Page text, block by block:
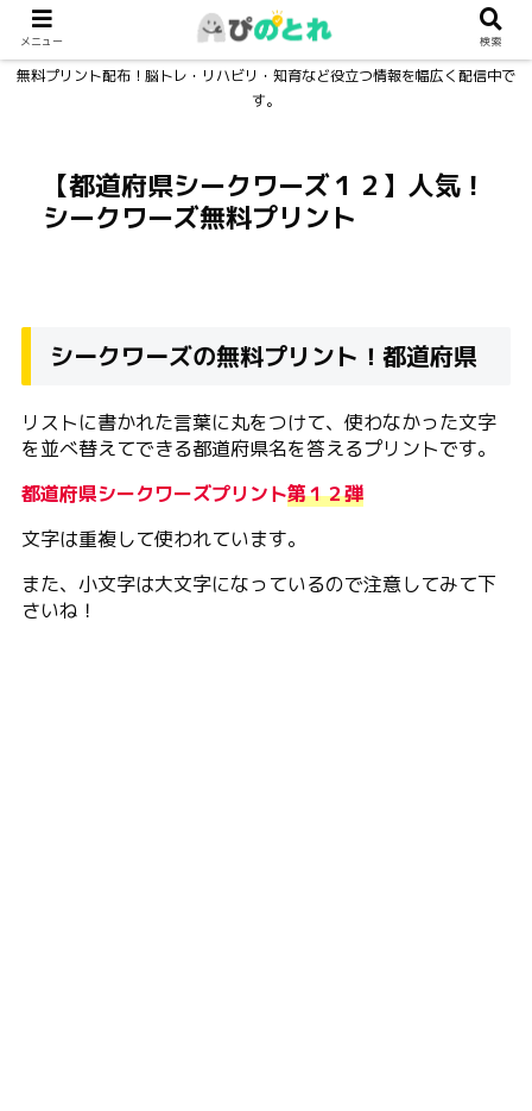
無料プリント配布！脳トレ・リハビリ・知育など役立つ情報を幅広く配信中で
す。
【都道府県シークワーズ１２】人気！
シークワーズ無料プリント
シークワーズの無料プリント！都道府県
リストに書かれた言葉に丸をつけて、使わなかった文字
を並べ替えてできる都道府県名を答えるプリントです。
都道府県シークワーズプリント第１２弾
文字は重複して使われています。
また、小文字は大文字になっているので注意してみて下
さいね！
メニュー 検索